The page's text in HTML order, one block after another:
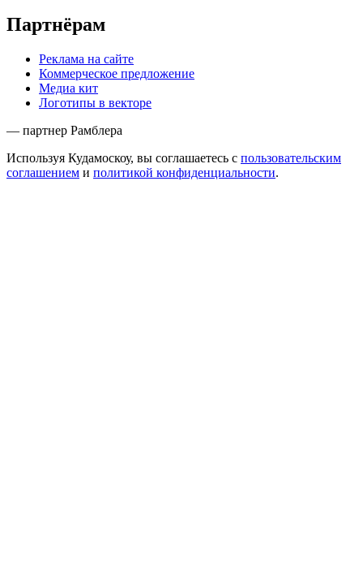
Партнёрам
Реклама на сайте
Коммерческое предложение
Медиа кит
Логотипы в векторе
— партнер Рамблера
Используя Кудамоскоу, вы соглашаетесь с пользовательским
соглашением и политикой конфиденциальности.